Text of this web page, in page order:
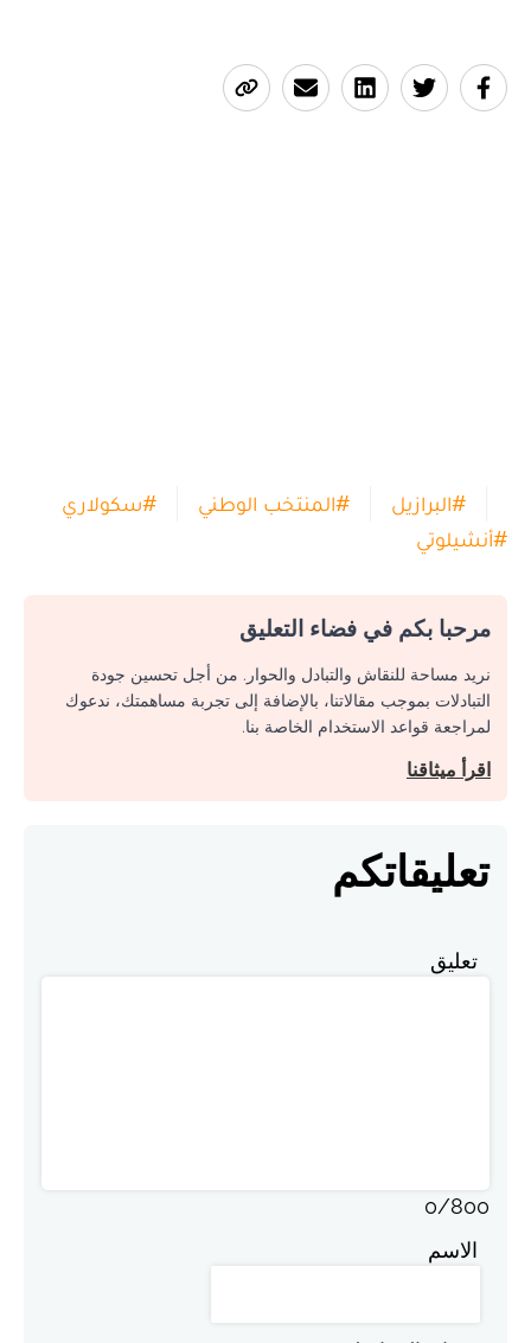
#البرازيل #المنتخب الوطني #سكولاري
#أنشيلوتي
مرحبا بكم في فضاء التعليق
نريد مساحة للنقاش والتبادل والحوار. من أجل تحسين جودة
التبادلات بموجب مقالاتنا، بالإضافة إلى تجربة مساهمتك، ندعوك
لمراجعة قواعد الاستخدام الخاصة بنا.
اقرأ ميثاقنا
تعليقاتكم
تعليق
0/800
الاسم